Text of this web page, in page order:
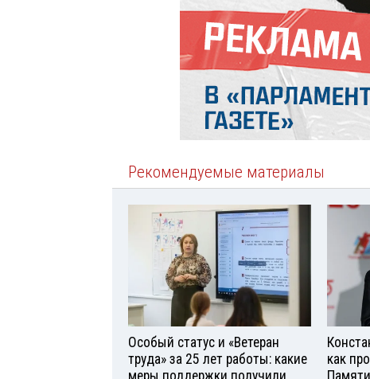
Рекомендуемые материалы
Особый статус и «Ветеран
труда» за 25 лет работы: какие
меры поддержки получили
как